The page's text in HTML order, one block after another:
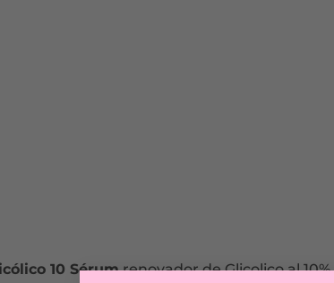
10 Sérumrenovador de Glicolico al 10%